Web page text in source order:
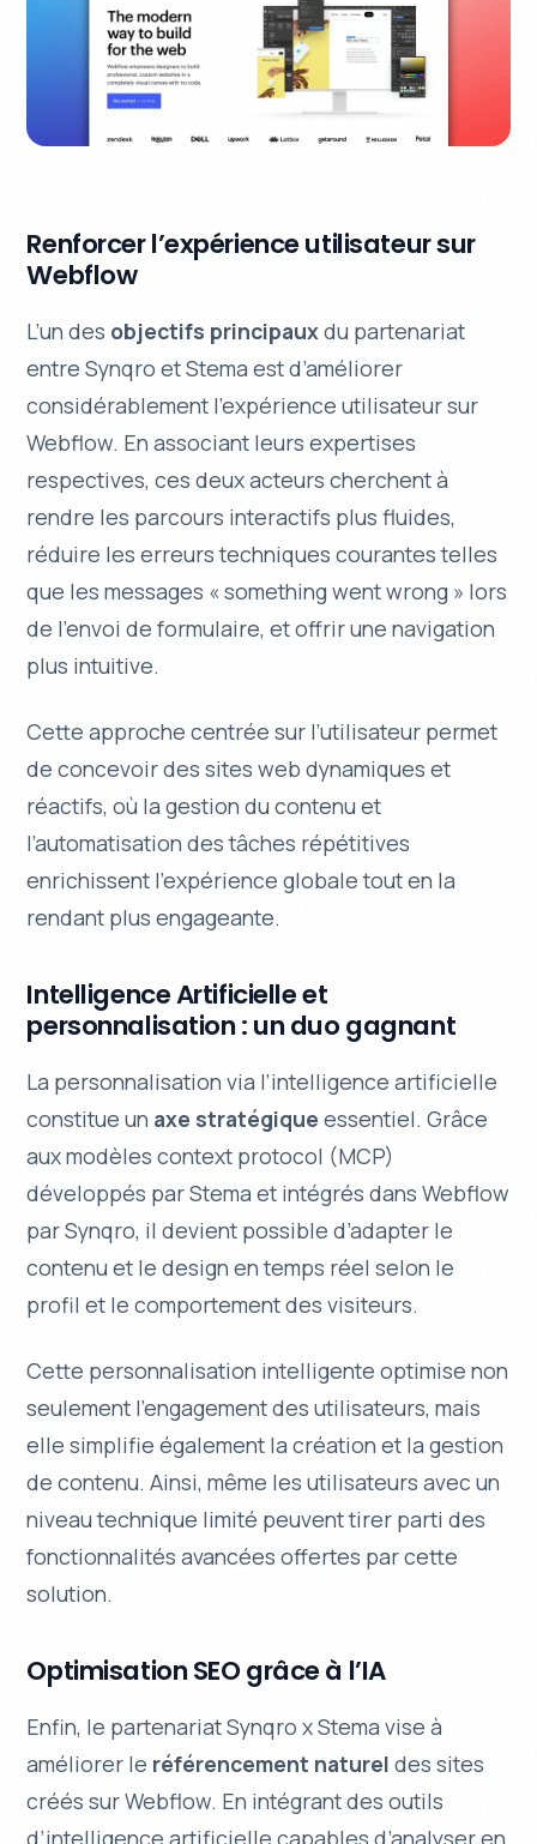
Renforcer l’expérience utilisateur sur
Webflow
L’un des objectifs principauxdu partenariat
entre Synqro et Stema est d’améliorer
considérablement l’expérience utilisateur sur
Webflow. En associant leursexpertises
respectives, ces deux acteurs cherchent à
rendre les parcours interactifs plus fluides,
réduire les erreurs techniques courantes telles
que les messages « something went wrong » lors
de l’envoi de formulaire, et offrir une navigation
plus intuitive.
Cette approche centrée sur l’utilisateur permet
de concevoir des sites web dynamiques et
réactifs, où la gestion du contenu et
l’automatisation des tâches répétitives
enrichissent l’expérience globale tout en la
rendant plus engageante.
Intelligence Artificielle et
personnalisation : un duo gagnant
La personnalisation via l’intelligence artificielle
constitue un axe stratégique essentiel. Grâce
aux modèles context protocol (MCP)
développés par Stema et intégrés dans Webflow
par Synqro, il devient possible d’adapter le
contenu et le design en temps réel selon le
profil et le comportementdes visiteurs.
Cette personnalisation intelligente optimise non
seulement l’engagement des utilisateurs, mais
elle simplifie également la création et la gestion
de contenu. Ainsi, même les utilisateurs avec un
niveau technique limité peuvent tirer parti des
fonctionnalités avancées offertes par cette
solution.
Optimisation SEO grâce à l’IA
Enfin, le partenariat Synqro x Stema vise à
améliorer le référencement naturel des sites
créés sur Webflow. En intégrant des outils